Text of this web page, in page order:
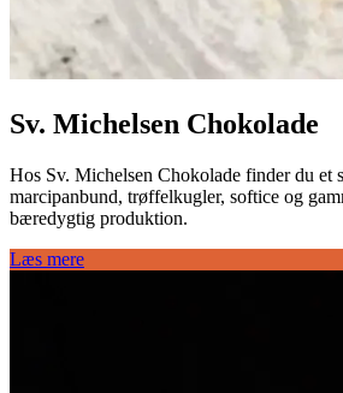
Sv. Michelsen Chokolade
Hos Sv. Michelsen Chokolade finder du et
marcipanbund, trøffelkugler, softice og
bæredygtig produktion.
Læs mere